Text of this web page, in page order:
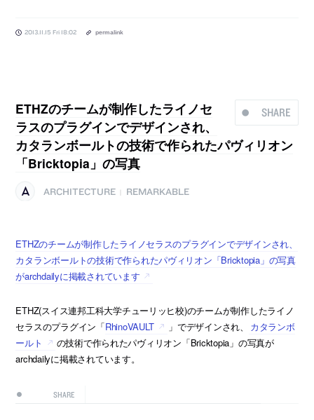
2013.11.15 Fri 18:02 permalink
SHARE
ETHZのチームが制作したライノセ
ラスのプラグインでデザインされ、
カタランボールトの技術で作られたパヴィリオン
「Bricktopia」の写真
ARCHITECTURE REMARKABLE
ETHZのチームが制作したライノセラスのプラグインでデザインされ、
カタランボールトの技術で作られたパヴィリオン「Bricktopia」の写真
がarchdailyに掲載されています
ETHZ(スイス連邦工科大学チューリッヒ校)のチームが制作したライノ
セラスのプラグイン「RhinoVAULT 」でデザインされ、
カタランボ
ールト
の技術で作られたパヴィリオン「Bricktopia」の写真が
archdailyに掲載されています。
SHARE